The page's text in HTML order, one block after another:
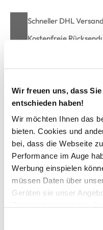
Wir freuen uns, dass
entschieden haben!
Wir möchten Ihnen das
bieten. Cookies und
bei, dass die Webseite
Performance im Auge
Werbung einspielen
müssen Daten über
Geräten sie unser
Schneller DHL
Kostenfreie
Kostenlose
Zur
Damen Dirndl Malea
wunderschönes
mit tiefem Ausschnitt
Reißverschluss vorne